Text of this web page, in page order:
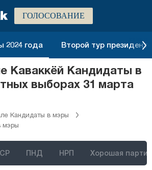
ГОЛОСОВАНИЕ
2024 года Второй тур
Каваккёй Кандидаты в
выборах 31 марта
Кандидаты в мэры
мэры
ПНД НРП Хорошая партия